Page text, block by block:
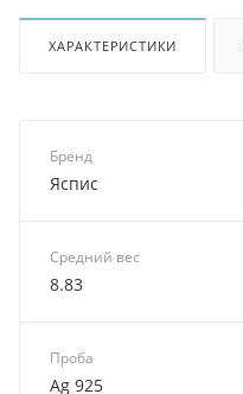
ХАРАКТЕРИСТИКИ
Бренд
Яспис
Средний вес
8.83
Проба
Ag 925